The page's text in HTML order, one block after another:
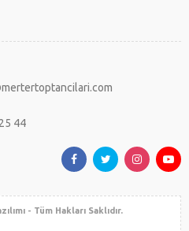
44
- Tüm Hakları Saklıdır.